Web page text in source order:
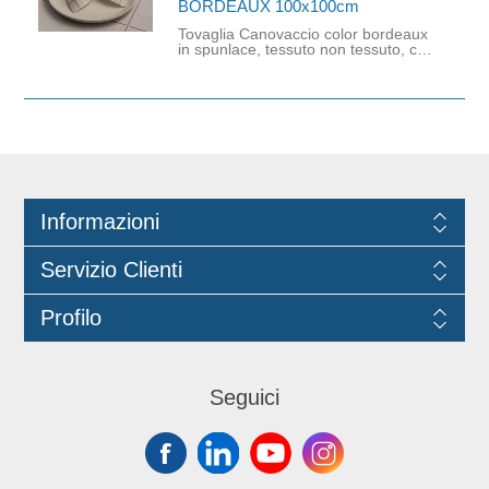
BORDEAUX 100x100cm
Tovaglia Canovaccio color bordeaux
in spunlace, tessuto non tessuto, che
reale che si incrociano su una base
Informazioni
Servizio Clienti
Profilo
Seguici